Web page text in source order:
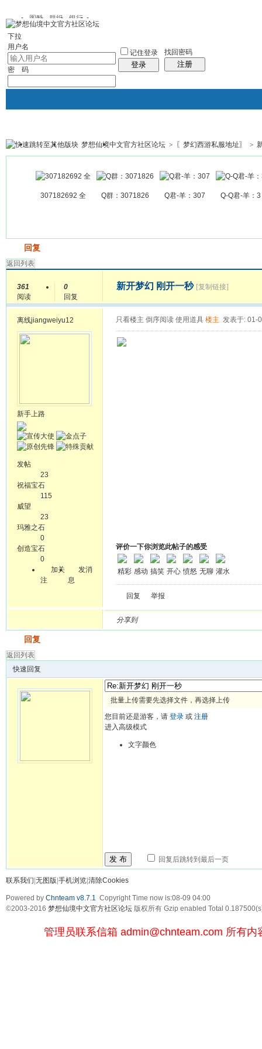
图酷 群组 银行
下拉
用户名
密 码
记住登录
登录
找回密码
注册
银行 群组聚合 我的空间
帖子
梦想仙境中文官方社区论坛 > 〖梦幻西游私服地址〗 >
307182692 全 Q群：3071826 Q君-羊：307 Q-Q君-羊：3
回复
返回列表
361
阅读
0
回复
新开梦幻 刚开一秒 [复制链接]
离线jiangweiyu12
新手上路
发帖
23
祝福宝石
115
威望
23
玛雅之石
0
创造宝石
0
加关
注
发消
息
只看楼主 倒序阅读 使用道具 楼主 发表于: 01-
评价一下你浏览此帖子的感受
精彩 感动 搞笑 开心 愤怒 无聊 灌水
回复 举报
分享到
回复
返回列表
快速回复
批量上传需要先选择文件，再选择上传
您目前还是游客，请 登录 或 注册
进入高级模式
文字颜色
发 布 回复后跳转到最后一页
联系我们 无图版 手机浏览 清除Cookies
Powered by Chnteam v8.7.1 Copyright Time now is:08-09 04:00
©2003-2016 梦想仙境中文官方社区论坛 版权所有 Gzip enabled Total
管理员联系信箱 admin@chnteam.com 所有内